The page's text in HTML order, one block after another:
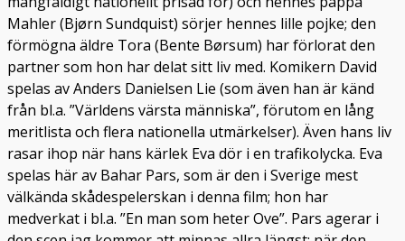
Mahler (Bjørn Sundquist) sörjer hennes lille pojke; den
förmögna äldre Tora (Bente Børsum) har förlorat den
partner som hon har delat sitt liv med. Komikern David
spelas av Anders Danielsen Lie (som även han är känd
från bl.a. ”Världens värsta människa”, förutom en lång
meritlista och flera nationella utmärkelser). Även hans liv
rasar ihop när hans kärlek Eva dör i en trafikolycka. Eva
spelas här av Bahar Pars, som är den i Sverige mest
välkända skådespelerskan i denna film; hon har
medverkat i bl.a. ”En man som heter Ove”. Pars agerar i